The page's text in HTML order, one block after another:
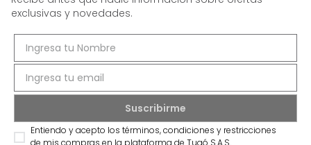
exclusivas y novedades.
Entiendo y acepto los términos, condiciones y restricciones